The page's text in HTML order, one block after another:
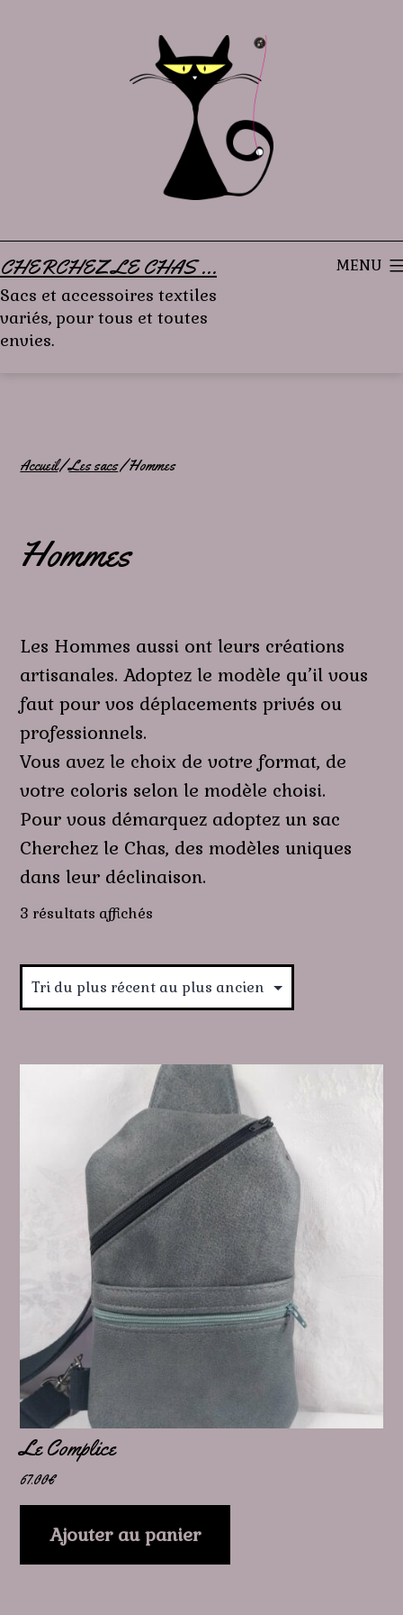
CHERCHEZ LE CHAS ...
Sacs et accessoires textiles
variés, pour tous et toutes
envies.
MENU
Accueil/Les sacs/ Hommes
Hommes
Les Hommes aussi ont leurs créations
artisanales. Adoptez le modèle qu’il vous
faut pour vos déplacements privés ou
professionnels.
Vous avez le choix de votre format, de
votre coloris selon le modèle choisi.
Pour vous démarquez adoptez un sac
Cherchez le Chas, des modèles uniques
dans leur déclinaison.
3 résultats affichés
récent
au
Le Complice
67.00€
Ajouter au panier